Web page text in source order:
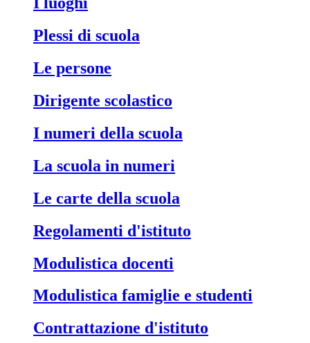
Plessi di scuola
Le persone
Dirigente scolastico
I numeri della scuola
La scuola in numeri
Le carte della scuola
Regolamenti d'istituto
Modulistica docenti
Modulistica famiglie e studenti
Contrattazione d'istituto